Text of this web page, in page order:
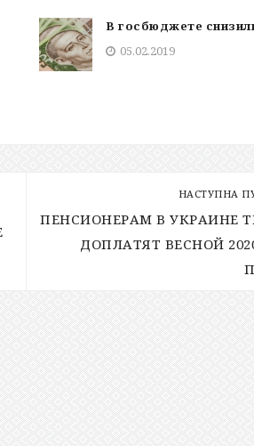
В госбюджете
05.02.2019
НАСТУПНА
ПЕНСИОНЕРАМ В УКРАИНЕ
ДОПЛАТЯТ ВЕСНОЙ